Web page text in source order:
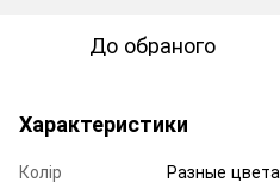
До обраного
Характеристики
Колір
Разные цвета